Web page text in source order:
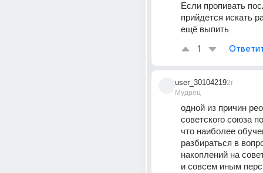
Если пропивать
прийдется искать
ещё выпить
1
user_30104219
Мудрец
2г
одной из причин
советского союза
что наиболее
разбираться в
накоплений на
и совсем иным